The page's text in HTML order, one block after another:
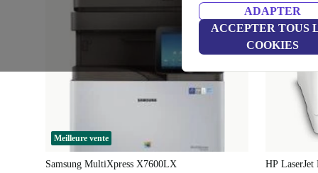
ADAPTER
ACCEPTER TOUS
COOKIES
Meilleure vente
Samsung MultiXpress X7600LX HP